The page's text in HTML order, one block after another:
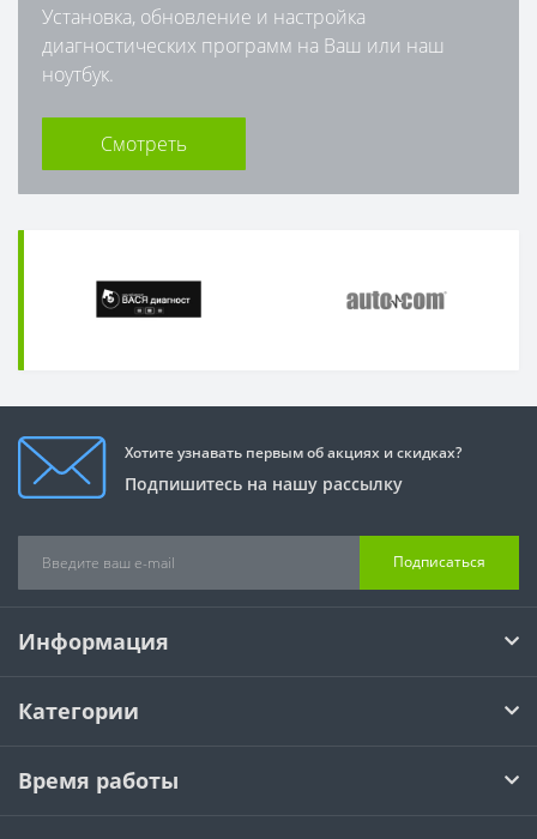
Установка, обновление и настройка
диагностических программ на Ваш или наш
ноутбук.
Смотреть
Хотите узнавать первым об акциях и скидках?
Подпишитесь на нашу рассылку
Подписаться
Информация
Категории
Время работы